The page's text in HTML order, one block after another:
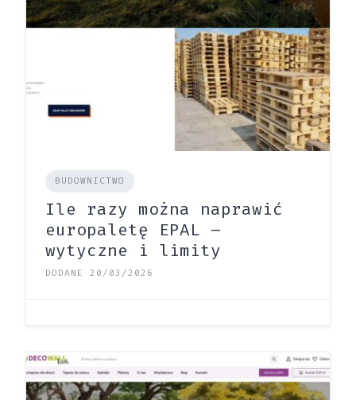
BUDOWNICTWO
Ile razy można naprawić
europaletę EPAL –
wytyczne i limity
DODANE 20/03/2026